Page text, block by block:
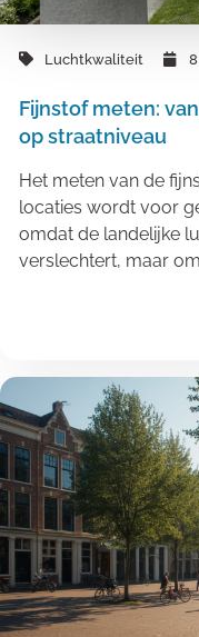
Luchtkwaliteit
Fijnstof meten:
op straatniveau
Het meten van de
locaties wordt voor
omdat de landelijke
verslechtert, maar